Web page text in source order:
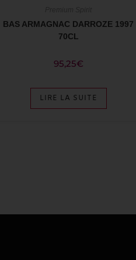
BAS ARMAGNAC DARROZE 1997
70CL
95,25€
LIRE LA SUITE